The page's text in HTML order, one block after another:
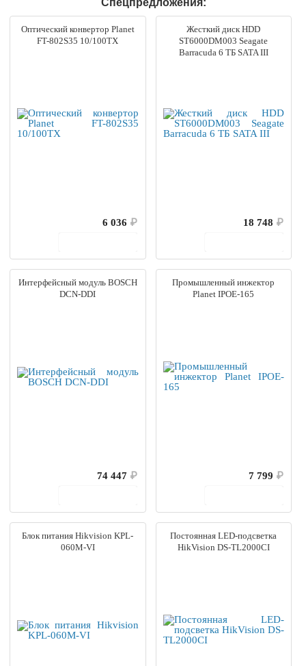
Оптический конвертор Planet
FT-802S35 10/100TX
6 036 ₽
Жесткий диск HDD
ST6000DM003 Seagate
Barracuda 6 ТБ SATA III
18 748 ₽
Интерфейсный модуль BOSCH
DCN-DDI
74 447 ₽
Промышленный инжектор
Planet IPOE-165
7 799 ₽
Блок питания Hikvision KPL-
060M-VI
Постоянная LED-подсветка
HikVision DS-TL2000CI